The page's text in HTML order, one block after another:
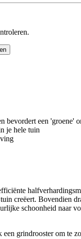
bevordert een 'groene'
je hele tuin
creëert. Bovendien
schoonheid naar
grindrooster om te